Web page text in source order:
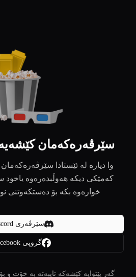
سێرڤەرەکەمان
وا دیارە لە ئێستادا
کەمێکی دیکە هەوڵبدەرەوە یاخود
خوارەوە بکە بۆ دەستکەوتنی
سێرڤەری Discord
گروپی Facebook
گەر پێتوایە کێشەکە تایبەتە بە خۆت و